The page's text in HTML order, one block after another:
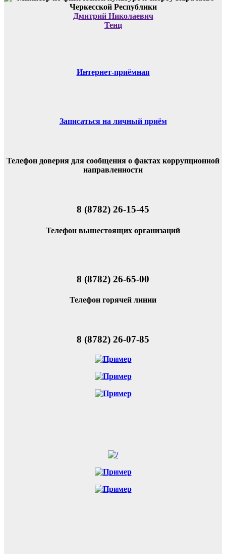
Дмитрий Николаевич
Тенц
Интернет-приёмная
Записаться на личный приём
Телефон доверия для сообщения о фактах коррупционной
направленности
8 (8782) 26-15-45
Телефон вышестоящих организаций
8 (8782) 26-65-00
Телефон горячей линии
8 (8782) 26-07-85